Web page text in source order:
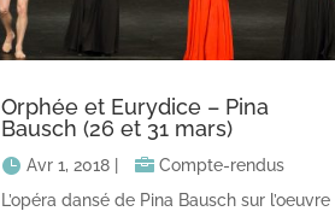
Orphée et Eurydice – Pina
Bausch (26 et 31 mars)
Avr 1, 2018 |
Compte-rendus
L’opéra dansé de Pina Bausch sur l’oeuvre